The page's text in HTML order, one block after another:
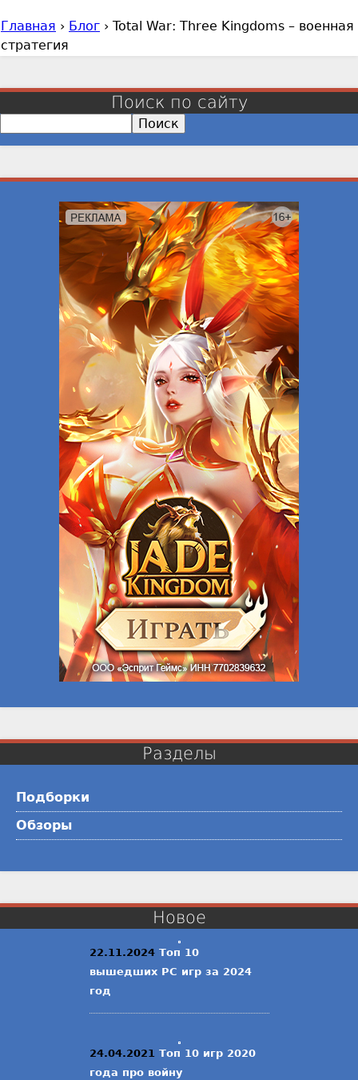
В
ы
с
Главная › Блог › Total War: Three Kingdoms – военная
стратегия
Поиск по сайту
о
с
Разделы
Подборки
Обзоры
Новое
22.11.2024 Топ 10
вышедших PC игр за 2024
год
24.04.2021 Топ 10 игр 2020
года про войну